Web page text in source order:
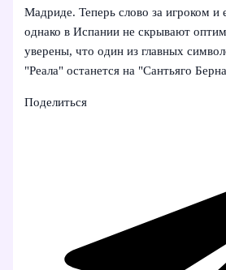
Мадриде. Теперь слово за игроком и
однако в Испании не скрывают
уверены, что один из главных
"Реала" останется на "Сантьяго
Поделиться